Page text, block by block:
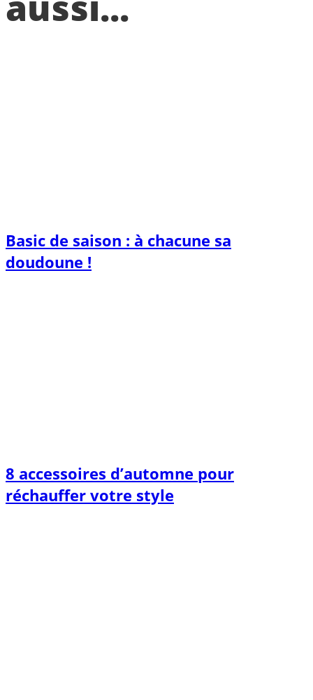
Basic de saison : à chacune sa
doudoune !
8 accessoires d’automne pour
réchauffer votre style